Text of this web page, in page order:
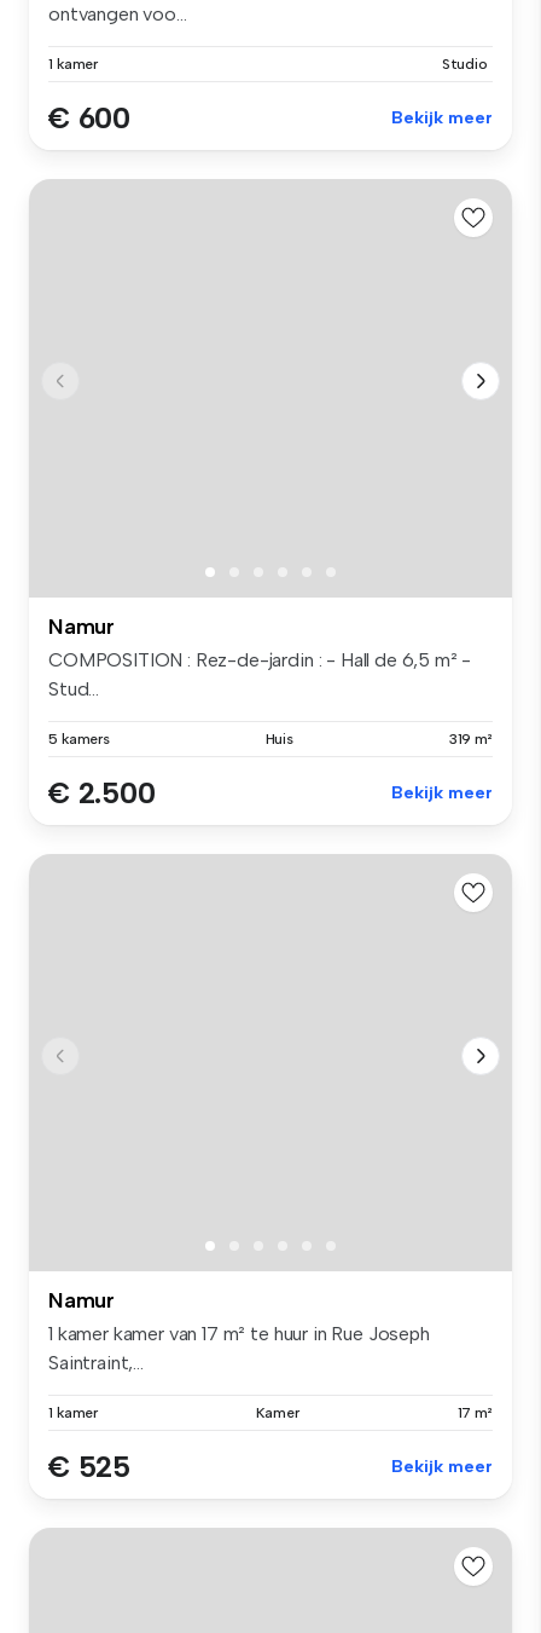
ontvangen voo...
1 kamer Studio
€ 600 Bekijk meer
Namur
COMPOSITION : Rez-de-jardin : - Hall de 6,5 m² -
Stud...
5 kamers Huis 319 m²
€ 2.500 Bekijk meer
Namur
1 kamer kamer van 17 m² te huur in Rue Joseph
Saintraint,...
1 kamer Kamer 17 m²
€ 525 Bekijk meer